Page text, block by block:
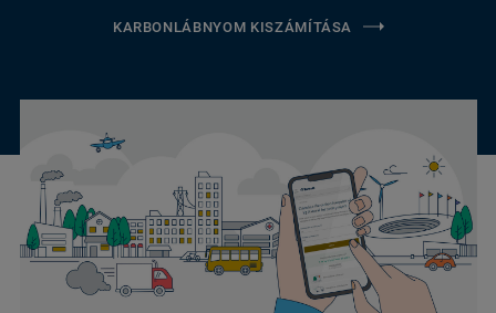
KARBONLÁBNYOM KISZÁMÍTÁSA